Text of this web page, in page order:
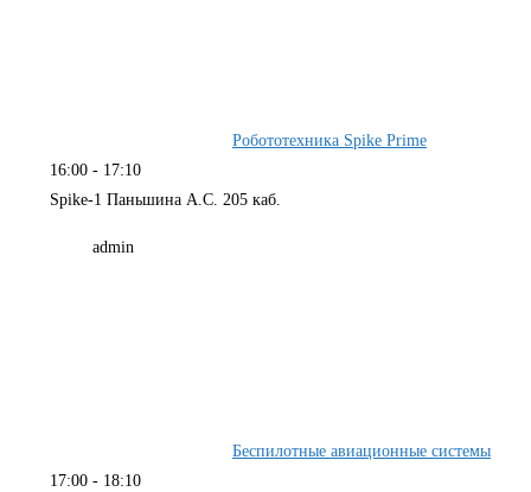
Робототехника Spike Prime
16:00 - 17:10
Spike-1 Паньшина А.С. 205 каб.
admin
Беспилотные авиационные системы
17:00 - 18:10